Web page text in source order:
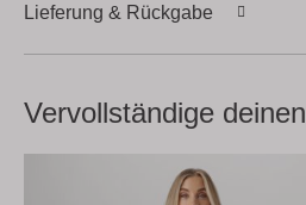
Lieferung & Rückgabe
Vervollständige deinen